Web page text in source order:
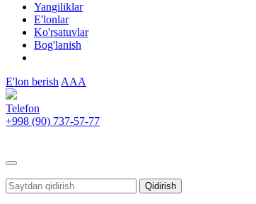
Yangiliklar
E'lonlar
Ko'rsatuvlar
Bog'lanish
E'lon berish AAA
Telefon
+998 (90) 737-57-77
Toggle
navigation
Qidirish